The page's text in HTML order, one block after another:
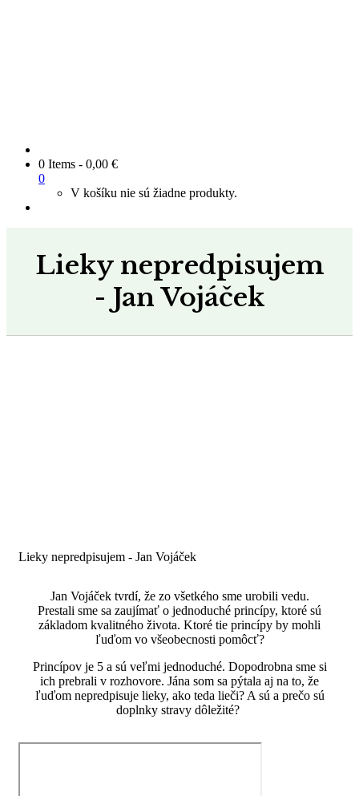
0 Items - 0,00 €
0
V košíku nie sú žiadne produkty.
Lieky nepredpisujem
- Jan Vojáček
Lieky nepredpisujem - Jan Vojáček
Jan Vojáček tvrdí, že zo všetkého sme urobili vedu.
Prestali sme sa zaujímať o jednoduché princípy, ktoré sú
základom kvalitného života. Ktoré tie princípy by mohli
ľuďom vo všeobecnosti pomôcť?
Princípov je 5 a sú veľmi jednoduché. Dopodrobna sme si
ich prebrali v rozhovore. Jána som sa pýtala aj na to, že
ľuďom nepredpisuje lieky, ako teda lieči? A sú a prečo sú
doplnky stravy dôležité?